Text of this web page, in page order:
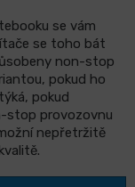
se vám
se toho bát
non-stop
pokud ho
pokud
stop provozovnu
nepřetržitě